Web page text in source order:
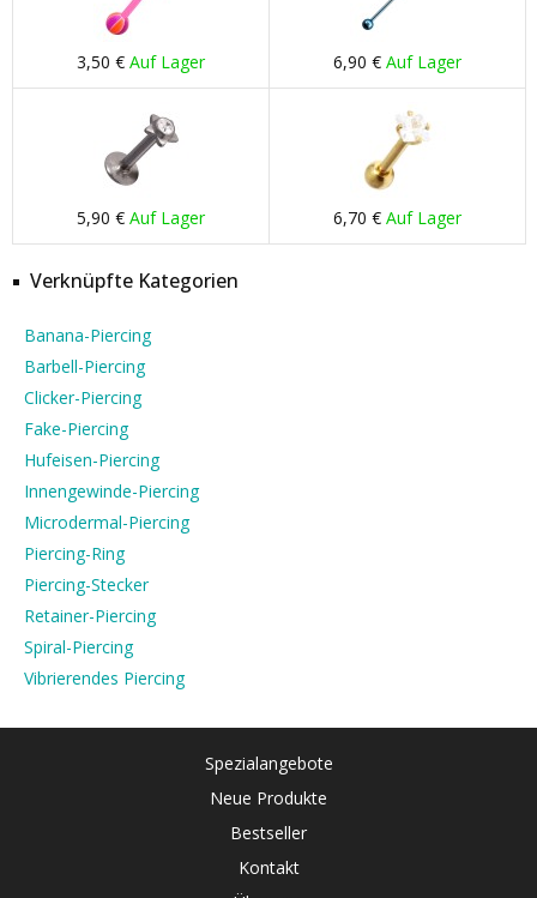
3,50 € Auf Lager 6,90 € Auf Lager
5,90 € Auf Lager 6,70 € Auf Lager
Verknüpfte Kategorien
Banana-Piercing
Barbell-Piercing
Clicker-Piercing
Fake-Piercing
Hufeisen-Piercing
Innengewinde-Piercing
Microdermal-Piercing
Piercing-Ring
Piercing-Stecker
Retainer-Piercing
Spiral-Piercing
Vibrierendes Piercing
Spezialangebote
Neue Produkte
Bestseller
Kontakt